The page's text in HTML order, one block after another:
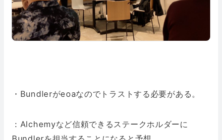
・Bundlerがeoaなのでトラストする必要がある。
：Alchemyなど信頼できるステークホルダーに